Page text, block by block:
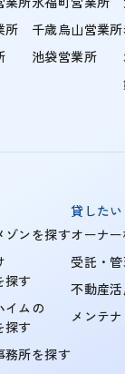
所
千歳烏山営業所
池袋営業所
ゾンを探す
探す
イムの
探す
務所を探す
貸したい
オーナ
受託・
不動産活
メンテ